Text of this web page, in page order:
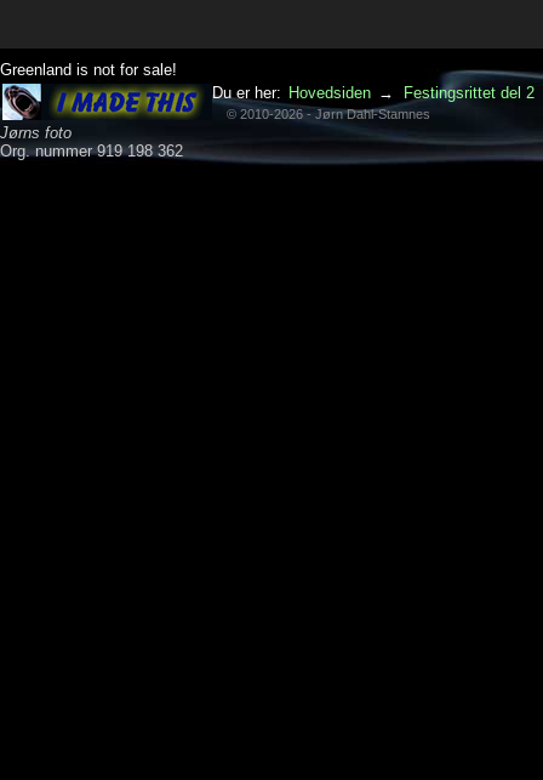
Greenland is not for sale!
Jørns foto
Org. nummer 919 198 362
Du er her: Hovedsiden → Festingsrittet del 2
© 2010-2026 - Jørn Dahl-Stamnes